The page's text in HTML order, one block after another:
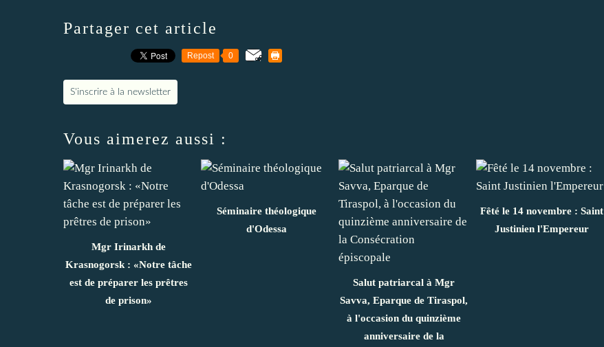
Partager cet article
Repost 0
S'inscrire à la newsletter
Vous aimerez aussi :
Mgr Irinarkh de
Krasnogorsk : «Notre tâche
est de préparer les prêtres
de prison»
Séminaire théologique
d'Odessa
Salut patriarcal à Mgr
Savva, Eparque de Tiraspol,
à l'occasion du quinzième
anniversaire de la
Fêté le 14 novembre : Saint
Justinien l'Empereur